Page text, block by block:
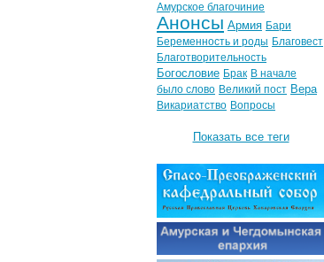
Амурское благочиние
Анонсы Армия Бари
Беременность и роды Благовест
Благотворительность
Богословие Брак В начале
было слово Великий пост Вера
Викариатство Вопросы
Показать все теги